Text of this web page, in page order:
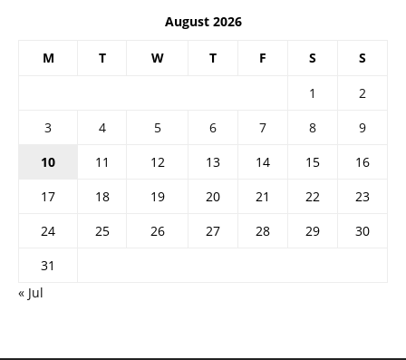
August 2026
M T W T F S S
1
2
3
4 5 6 7 8
9
10
11 12 13 14 15
16
17
18 19 20 21 22
23
24
25 26 27 28 29
30
31
« Jul